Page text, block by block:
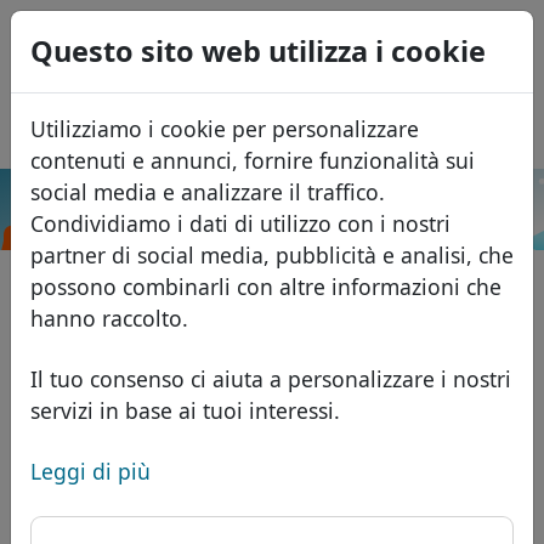
Questo sito web utilizza i cookie
Utilizziamo i cookie per personalizzare
contenuti e annunci, fornire funzionalità sui
social media e analizzare il traffico.
Condividiamo i dati di utilizzo con i nostri
partner di social media, pubblicità e analisi, che
possono combinarli con altre informazioni che
hanno raccolto.
Il tuo consenso ci aiuta a personalizzare i nostri
servizi in base ai tuoi interessi.
Leggi di più
Domini
Database dei domini
Domini africani
Domini asiatici
Domini europei
Domini del Medio Oriente
Domini nordamericani
Listino prezzi
Sconti
Trasferisci
Cerca
Servizi
ID Protect
Hosting DNS
WHOIS
USD
EUR
GBP
Español
Français
Português
Română
Eesti
.co.uz